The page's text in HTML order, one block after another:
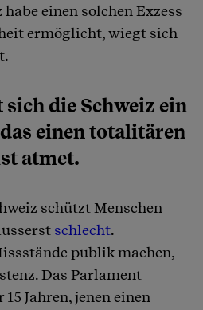
einen solchen Exzess
ermöglicht, wiegt sich
sich die Schweiz ein
einen totalitären
atmet.
schützt Menschen
schlecht.
publik machen,
Das Parlament
Jahren, jenen einen